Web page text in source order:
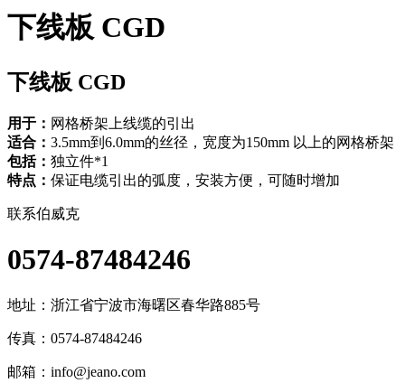
下线板 CGD
下线板 CGD
用于： 网格桥架上线缆的引出
适合： 3.5mm到6.0mm的丝径，宽度为150mm 以上的网格桥架
包括： 独立件*1
特点： 保证电缆引出的弧度，安装方便，可随时增加
联系伯威克
0574-87484246
地址： 浙江省宁波市海曙区春华路885号
传真：0574-87484246
邮箱： info@jeano.com